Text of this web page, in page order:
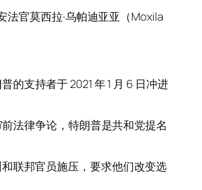
官莫西拉·乌帕迪亚亚（Moxila
支持者于 2021 年 1 月 6 日冲进
法律争论，特朗普是共和党提名
联邦官员施压，要求他们改变选